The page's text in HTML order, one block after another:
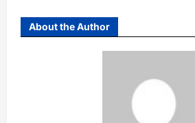
About the Author